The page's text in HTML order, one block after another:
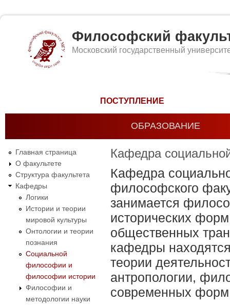
Философский
Московский государственный
ПОСТУПЛЕНИЕ
ОБРАЗОВАНИЕ
Главная страница
О факультете
Структура факультета
Кафедры
Логики
Истории и теории
мировой культуры
Онтологии и теории
познания
Социальной
философии и
философии истории
Философии и
методологии науки
Кафедра
Кафедра
философского
занимается
исторических
общественных
кафедры
теории
антропологии,
современных форм